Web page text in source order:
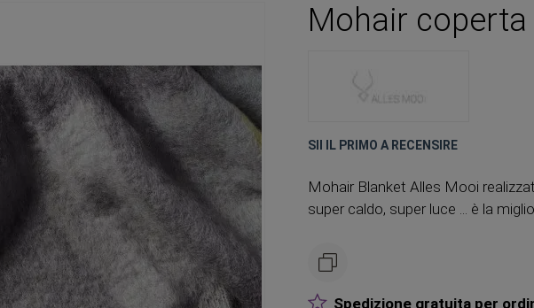
Mohair coperta
SII IL PRIMO A RECENSIRE
Mohair Blanket Alles Mooi
super caldo, super luce ... è la
Spedizione gratuita per